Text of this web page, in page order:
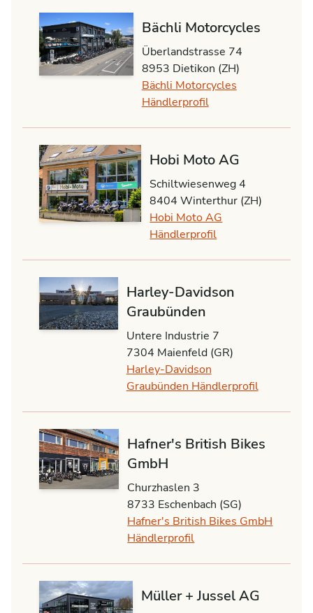
Bächli Motorcycles
Überlandstrasse 74
8953 Dietikon (ZH)
Bächli Motorcycles
Händlerprofil
Hobi Moto AG
Schiltwiesenweg 4
8404 Winterthur (ZH)
Hobi Moto AG
Händlerprofil
Harley-Davidson
Graubünden
Untere Industrie 7
7304 Maienfeld (GR)
Harley-Davidson
Graubünden Händlerprofil
Hafner's British Bikes
GmbH
Churzhaslen 3
8733 Eschenbach (SG)
Hafner's British Bikes GmbH
Händlerprofil
Müller + Jussel AG